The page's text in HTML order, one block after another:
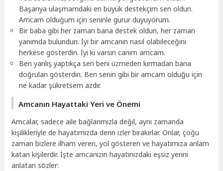
Başarıya ulaşmamdaki en büyük destekçim sen oldun.
Amcam olduğum için seninle gurur duyuyorum.
Bir baba gibi her zaman bana destek oldun, her zaman
yanımda bulundun. İyi bir amcanın nasıl olabileceğini
herkese gösterdin. İyi ki varsın canım amcam.
Ben yanlış yaptıkça sen beni üzmeden kırmadan bana
doğruları gösterdin. Ben senin gibi bir amcam olduğu için
ne kadar şükretsem azdır.
Amcanın Hayattaki Yeri ve Önemi
Amcalar, sadece aile bağlarımızla değil, aynı zamanda
kişilikleriyle de hayatımızda derin izler bırakırlar. Onlar, çoğu
zaman bizlere ilham veren, yol gösteren ve hayatımıza anlam
katan kişilerdir. İşte amcanızın hayatınızdaki eşsiz yerini
anlatan sözler: